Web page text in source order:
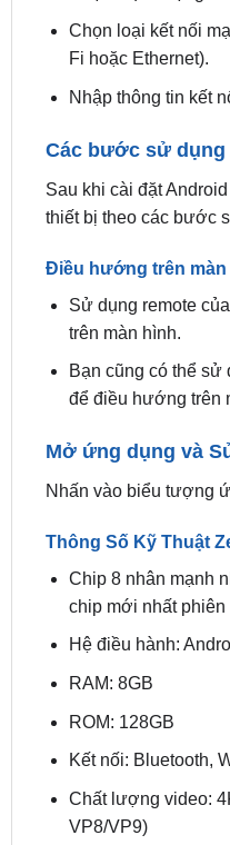
Nhập thông tin kết
Các bước sử
thiết bị theo các bước
Điều hướng trên màn
trên màn hình.
Bạn cũng có thể sử
để điều hướng trên
Mở ứng dụng và
Thông Số Kỹ Thuật
chip mới nhất phiên
Hệ điều hành:
VP8/VP9)
Năm sản xuất: 2023